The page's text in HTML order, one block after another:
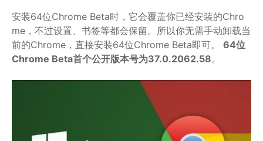
安装64位Chrome Beta时，它会覆盖你已经安装的Chro
me，不过设置、书签等都会保留。所以你无需手动卸载当
前的Chrome，直接安装64位Chrome Beta即可。 64位
Chrome Beta首个公开版本号为37.0.2062.58。